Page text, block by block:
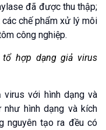
đã được thu thập;
chế phẩm xử lý môi
công nghiệp.
hợp dạng giả virus
với hình dạng và
hình dạng và kích
nguyên tạo ra đều có